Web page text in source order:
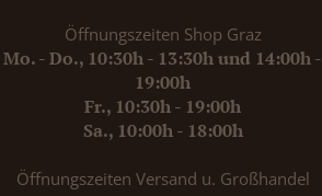
Öffnungszeiten Shop Graz
Mo. - Do., 10:30h - 13:30h und 14:00h -
19:00h
Fr., 10:30h - 19:00h
Sa., 10:00h - 18:00h
Öffnungszeiten Versand u. Großhandel